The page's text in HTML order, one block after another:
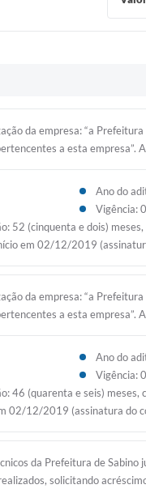
da empresa: “a
a esta empresa”.
Ano do
Vigência:
52 (cinquenta e dois)
em 02/12/2019
da empresa: “a
a esta empresa”.
Ano do
Vigência:
46 (quarenta e seis)
02/12/2019 (assinatura
da Prefeitura de
solicitando